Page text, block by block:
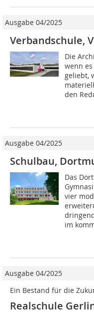
Ausgabe 04/2025
Verbandschule,
Die
wenn
geliebt,
den
Ausgabe 04/2025
Schulbau,
Das
vier
im
Ausgabe 04/2025
Ein Bestand für die
Realschule